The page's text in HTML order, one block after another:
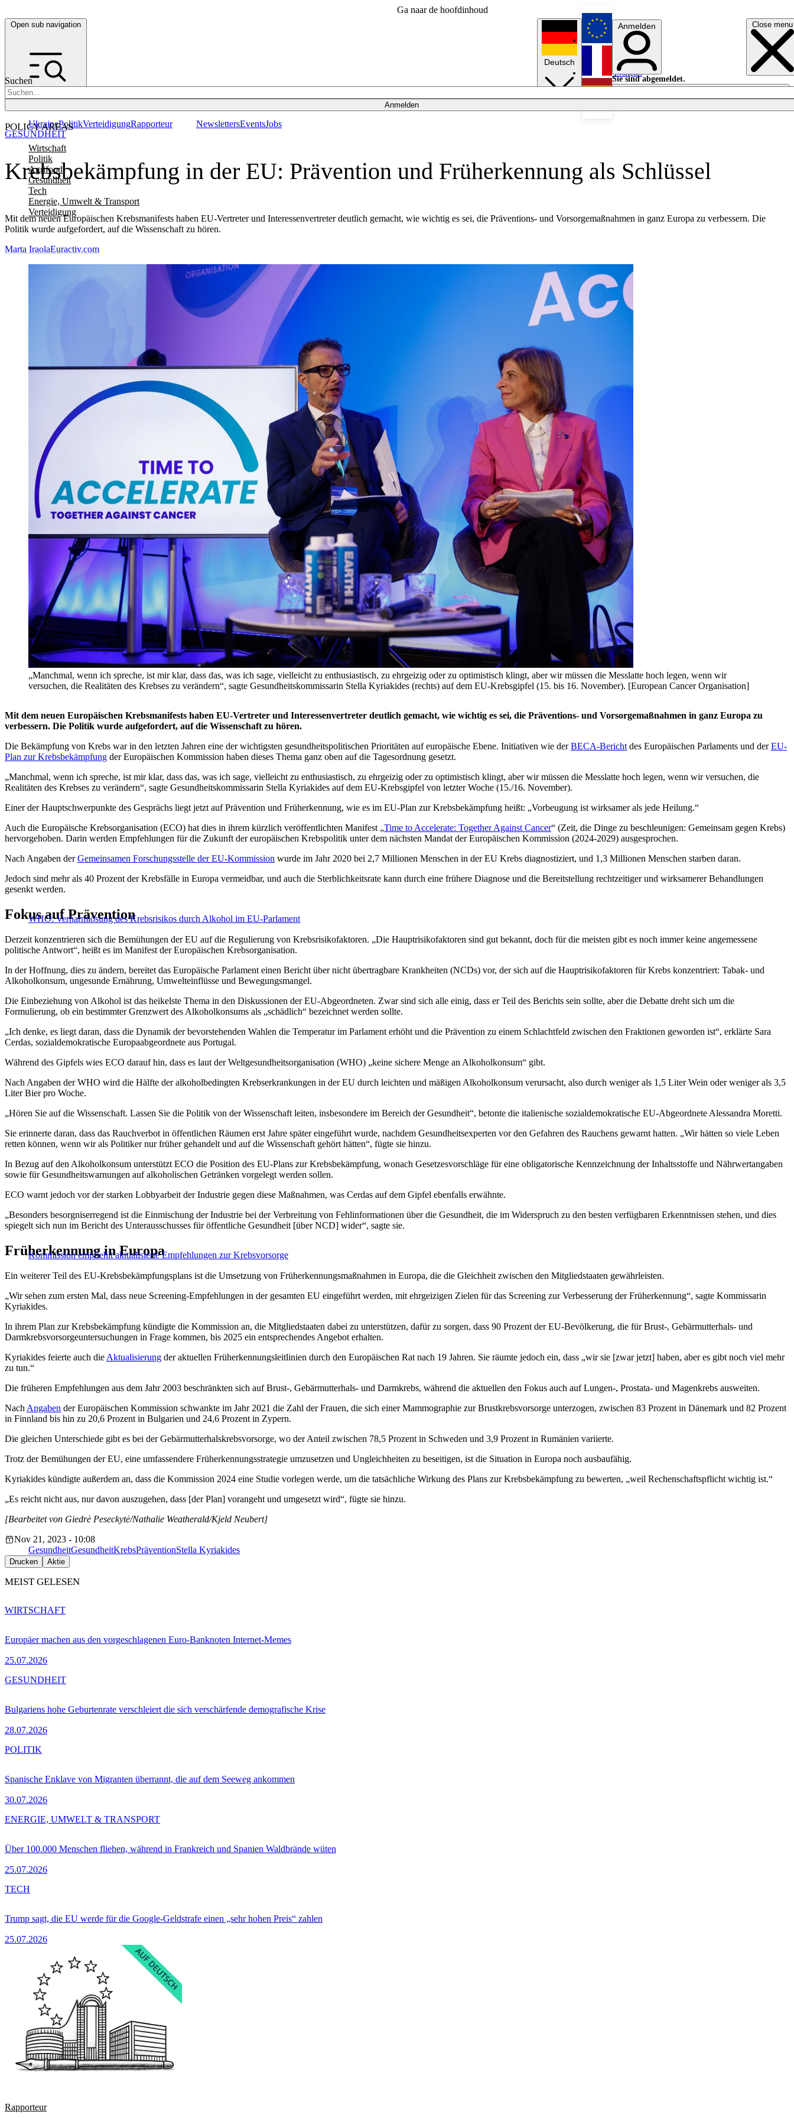
Ga naar de hoofdinhoud
Open sub navigation Close menu
Suchen
Anmelden
POLICY AREAS
Wirtschaft
Politik
Agrifood
Gesundheit
Tech
Energie, Umwelt & Transport
Verteidigung
UkrainePolitikVerteidigungRapporteur NewslettersEventsJobs
Deutsch
English
Français
Anmelden
Sie sind abgemeldet.
Anmelden
Licht aus
Krebsbekämpfung in der EU: Prävention und Früherkennung als Schlüssel
Mit dem neuen Europäischen Krebsmanifests haben EU-Vertreter und Interessenvertreter deutlich gemacht, wie wichtig es sei, die Präventions- und Vorsorgemaßnahmen in ganz Europa zu verbessern. Die
Politik wurde aufgefordert, auf die Wissenschaft zu hören.
GESUNDHEIT
Marta IraolaEuractiv.com
„Manchmal, wenn ich spreche, ist mir klar, dass das, was ich sage, vielleicht zu enthusiastisch, zu ehrgeizig oder zu optimistisch klingt, aber wir müssen die Messlatte hoch legen, wenn wir
versuchen, die Realitäten des Krebses zu verändern“, sagte Gesundheitskommissarin Stella Kyriakides (rechts) auf dem EU-Krebsgipfel (15. bis 16. November). [European Cancer Organisation]
Mit dem neuen Europäischen Krebsmanifests haben EU-Vertreter und Interessenvertreter deutlich gemacht, wie wichtig es sei, die Präventions- und Vorsorgemaßnahmen in ganz Europa zu
verbessern. Die Politik wurde aufgefordert, auf die Wissenschaft zu hören.
Die Bekämpfung von Krebs war in den letzten Jahren eine der wichtigsten gesundheitspolitischen Prioritäten auf europäische Ebene. Initiativen wie derBECA-Bericht des Europäischen Parlaments und derEU-
Plan zur Krebsbekämpfung der Europäischen Kommission haben dieses Thema ganz oben auf die Tagesordnung gesetzt.
„Manchmal, wenn ich spreche, ist mir klar, dass das, was ich sage, vielleicht zu enthusiastisch, zu ehrgeizig oder zu optimistisch klingt, aber wir müssen die Messlatte hoch legen, wenn wir versuchen, die
Realitäten des Krebses zu verändern“, sagte Gesundheitskommissarin Stella Kyriakides auf dem EU-Krebsgipfel von letzter Woche (15./16. November).
Einer der Hauptschwerpunkte des Gesprächs liegt jetzt auf Prävention und Früherkennung, wie es im EU-Plan zur Krebsbekämpfung heißt: „Vorbeugung ist wirksamer als jede Heilung.“
Auch die Europäische Krebsorganisation (ECO) hat dies in ihrem kürzlich veröffentlichten Manifest „Time to Accelerate: Together Against Cancer“ (Zeit, die Dinge zu beschleunigen: Gemeinsam gegen Krebs)
hervorgehoben. Darin werden Empfehlungen für die Zukunft der europäischen Krebspolitik unter dem nächsten Mandat der Europäischen Kommission (2024-2029) ausgesprochen.
Nach Angaben derGemeinsamen Forschungsstelle der EU-Kommission wurde im Jahr 2020 bei 2,7 Millionen Menschen in der EU Krebs diagnostiziert, und 1,3 Millionen Menschen starben daran.
Jedoch sind mehr als 40 Prozent der Krebsfälle in Europa vermeidbar, und auch die Sterblichkeitsrate kann durch eine frühere Diagnose und die Bereitstellung rechtzeitiger und wirksamerer Behandlungen
gesenkt werden.
WHO: Verharmlosung des Krebsrisikos durch Alkohol im EU-Parlament
Fokus auf Prävention
Derzeit konzentrieren sich die Bemühungen der EU auf die Regulierung von Krebsrisikofaktoren. „Die Hauptrisikofaktoren sind gut bekannt, doch für die meisten gibt es noch immer keine angemessene
politische Antwort“, heißt es im Manifest der Europäischen Krebsorganisation.
In der Hoffnung, dies zu ändern, bereitet das Europäische Parlament einen Bericht über nicht übertragbare Krankheiten (NCDs) vor, der sich auf die Hauptrisikofaktoren für Krebs konzentriert: Tabak- und
Alkoholkonsum, ungesunde Ernährung, Umwelteinflüsse und Bewegungsmangel.
Die Einbeziehung von Alkohol ist das heikelste Thema in den Diskussionen der EU-Abgeordneten. Zwar sind sich alle einig, dass er Teil des Berichts sein sollte, aber die Debatte dreht sich um die
Formulierung, ob ein bestimmter Grenzwert des Alkoholkonsums als „schädlich“ bezeichnet werden sollte.
„Ich denke, es liegt daran, dass die Dynamik der bevorstehenden Wahlen die Temperatur im Parlament erhöht und die Prävention zu einem Schlachtfeld zwischen den Fraktionen geworden ist“, erklärte Sara
Cerdas, sozialdemokratische Europaabgeordnete aus Portugal.
Während des Gipfels wies ECO darauf hin, dass es laut der Weltgesundheitsorganisation (WHO) „keine sichere Menge an Alkoholkonsum“ gibt.
Nach Angaben der WHO wird die Hälfte der alkoholbedingten Krebserkrankungen in der EU durch leichten und mäßigen Alkoholkonsum verursacht, also durch weniger als 1,5 Liter Wein oder weniger als 3,5
Liter Bier pro Woche.
„Hören Sie auf die Wissenschaft. Lassen Sie die Politik von der Wissenschaft leiten, insbesondere im Bereich der Gesundheit“, betonte die italienische sozialdemokratische EU-Abgeordnete Alessandra Moretti.
Sie erinnerte daran, dass das Rauchverbot in öffentlichen Räumen erst Jahre später eingeführt wurde, nachdem Gesundheitsexperten vor den Gefahren des Rauchens gewarnt hatten. „Wir hätten so viele Leben
retten können, wenn wir als Politiker nur früher gehandelt und auf die Wissenschaft gehört hätten“, fügte sie hinzu.
In Bezug auf den Alkoholkonsum unterstützt ECO die Position des EU-Plans zur Krebsbekämpfung, wonach Gesetzesvorschläge für eine obligatorische Kennzeichnung der Inhaltsstoffe und Nährwertangaben
sowie für Gesundheitswarnungen auf alkoholischen Getränken vorgelegt werden sollen.
ECO warnt jedoch vor der starken Lobbyarbeit der Industrie gegen diese Maßnahmen, was Cerdas auf dem Gipfel ebenfalls erwähnte.
„Besonders besorgniserregend ist die Einmischung der Industrie bei der Verbreitung von Fehlinformationen über die Gesundheit, die im Widerspruch zu den besten verfügbaren Erkenntnissen stehen, und dies
spiegelt sich nun im Bericht des Unterausschusses für öffentliche Gesundheit [über NCD] wider“, sagte sie.
Kommission empfiehlt aktualisierte Empfehlungen zur Krebsvorsorge
Früherkennung in Europa
Ein weiterer Teil des EU-Krebsbekämpfungsplans ist die Umsetzung von Früherkennungsmaßnahmen in Europa, die die Gleichheit zwischen den Mitgliedstaaten gewährleisten.
„Wir sehen zum ersten Mal, dass neue Screening-Empfehlungen in der gesamten EU eingeführt werden, mit ehrgeizigen Zielen für das Screening zur Verbesserung der Früherkennung“, sagte Kommissarin
Kyriakides.
In ihrem Plan zur Krebsbekämpfung kündigte die Kommission an, die Mitgliedstaaten dabei zu unterstützen, dafür zu sorgen, dass 90 Prozent der EU-Bevölkerung, die für Brust-, Gebärmutterhals- und
Darmkrebsvorsorgeuntersuchungen in Frage kommen, bis 2025 ein entsprechendes Angebot erhalten.
Kyriakides feierte auch die Aktualisierung der aktuellen Früherkennungsleitlinien durch den Europäischen Rat nach 19 Jahren. Sie räumte jedoch ein, dass „wir sie [zwar jetzt] haben, aber es gibt noch viel mehr
zu tun.“
Die früheren Empfehlungen aus dem Jahr 2003 beschränkten sich auf Brust-, Gebärmutterhals- und Darmkrebs, während die aktuellen den Fokus auch auf Lungen-, Prostata- und Magenkrebs ausweiten.
Nach Angaben der Europäischen Kommission schwankte im Jahr 2021 die Zahl der Frauen, die sich einer Mammographie zur Brustkrebsvorsorge unterzogen, zwischen 83 Prozent in Dänemark und 82 Prozent
in Finnland bis hin zu 20,6 Prozent in Bulgarien und 24,6 Prozent in Zypern.
Die gleichen Unterschiede gibt es bei der Gebärmutterhalskrebsvorsorge, wo der Anteil zwischen 78,5 Prozent in Schweden und 3,9 Prozent in Rumänien variierte.
Trotz der Bemühungen der EU, eine umfassendere Früherkennungsstrategie umzusetzen und Ungleichheiten zu beseitigen, ist die Situation in Europa noch ausbaufähig.
Kyriakides kündigte außerdem an, dass die Kommission 2024 eine Studie vorlegen werde, um die tatsächliche Wirkung des Plans zur Krebsbekämpfung zu bewerten, „weil Rechenschaftspflicht wichtig ist.“
„Es reicht nicht aus, nur davon auszugehen, dass [der Plan] vorangeht und umgesetzt wird“, fügte sie hinzu.
[Bearbeitet von Giedrė Peseckytė/Nathalie Weatherald/Kjeld Neubert]
Nov 21, 2023 - 10:08
GesundheitGesundheitKrebsPräventionStella Kyriakides
Drucken Aktie
MEIST GELESEN
Europäer machen aus den vorgeschlagenen Euro-Banknoten Internet-Memes
25.07.2026
WIRTSCHAFT
Bulgariens hohe Geburtenrate verschleiert die sich verschärfende demografische Krise
28.07.2026
GESUNDHEIT
Spanische Enklave von Migranten überrannt, die auf dem Seeweg ankommen
30.07.2026
POLITIK
Über 100.000 Menschen fliehen, während in Frankreich und Spanien Waldbrände wüten
25.07.2026
ENERGIE, UMWELT & TRANSPORT
Trump sagt, die EU werde für die Google-Geldstrafe einen „sehr hohen Preis“ zahlen
25.07.2026
TECH
Rapporteur